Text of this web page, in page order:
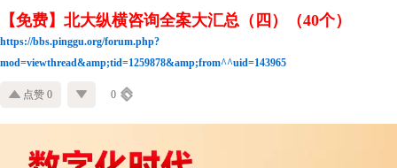
【免费】北大纵横咨询全案大汇总（四）（40个）
https://bbs.pinggu.org/forum.php?
mod=viewthread&amp;tid=1259878&amp;from^^uid=143965
点赞 0 0